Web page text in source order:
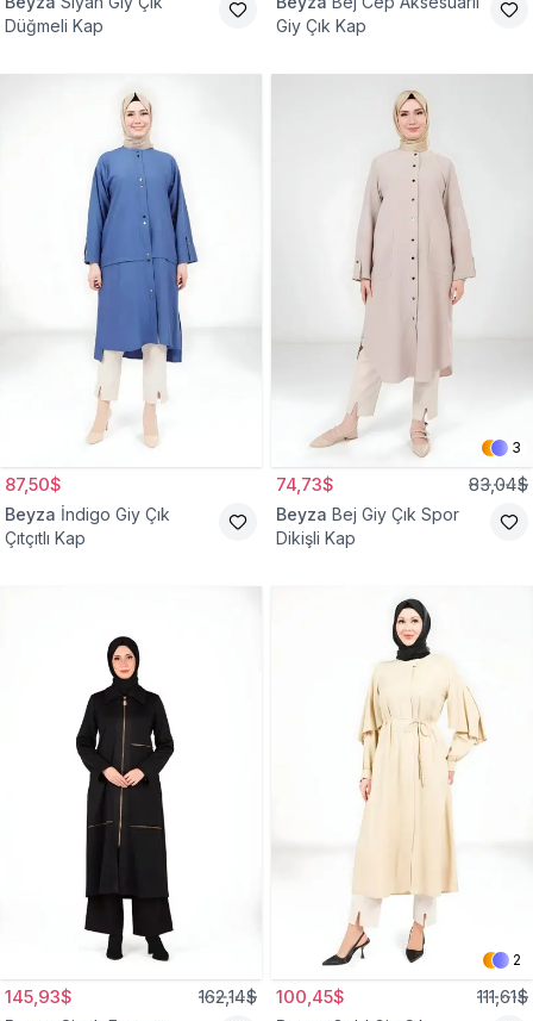
Düğmeli Kap
Giy Çık Kap
87,50$
Beyza İndigo Giy Çık
Çıtçıtlı Kap
3
74,73$ 83,04$
Beyza Bej Giy Çık Spor
Dikişli Kap
145,93$ 162,14$
2
100,45$ 111,61$